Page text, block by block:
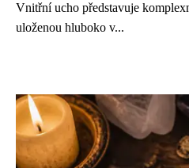
Vnitřní ucho představuje
uloženou hluboko v...